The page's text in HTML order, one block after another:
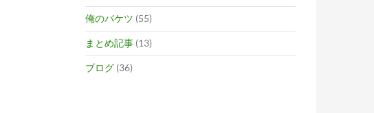
俺のバケツ (55)
まとめ記事 (13)
ブログ (36)